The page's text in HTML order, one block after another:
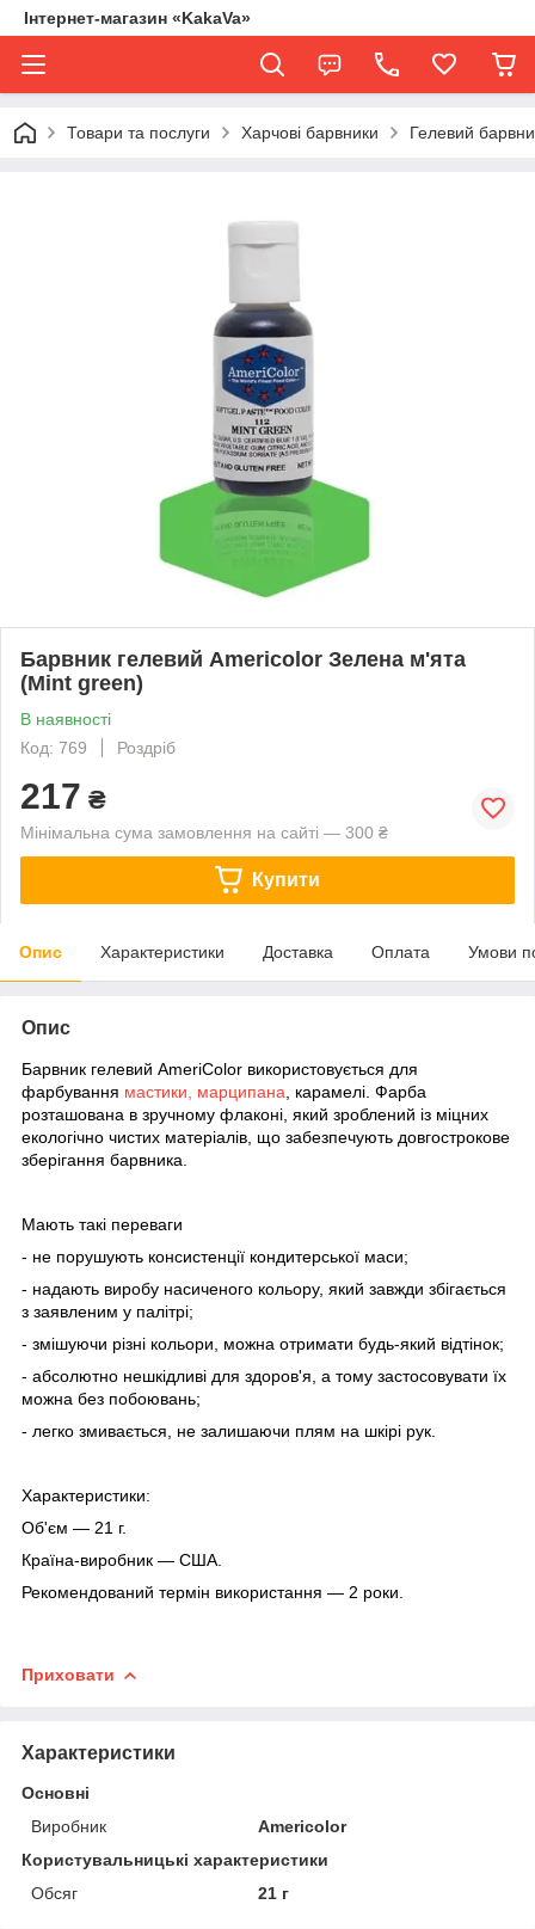
Інтернет-магазин «KakaVa»
Товари та послуги Харчові барвники Гелевий
Барвник гелевий Americolor Зелена м'ята
(Mint green)
В наявності
Код: 769
Роздріб
217 ₴
Мінімальна сума замовлення на сайті — 300 ₴
Купити
Опис Характеристики Доставка Оплата Умови
Опис
Барвник гелевий AmeriColor використовується для
фарбування мастики, марципана , карамелі. Фарба
розташована в зручному флаконі, який зроблений із міцних
екологічно чистих матеріалів, що забезпечують довгострокове
зберігання барвника.
Мають такі переваги
- не порушують консистенції кондитерської маси;
- надають виробу насиченого кольору, який завжди збігається
з заявленим у палітрі;
- змішуючи різні кольори, можна отримати будь-який відтінок;
- абсолютно нешкідливі для здоров'я, а тому застосовувати їх
можна без побоювань;
- легко змивається, не залишаючи плям на шкірі рук.
Характеристики:
Об'єм — 21 г.
Країна-виробник — США.
Рекомендований термін використання — 2 роки.
Приховати
Характеристики
Основні
Виробник
Americolor
Користувальницькі характеристики
Обсяг
21 г